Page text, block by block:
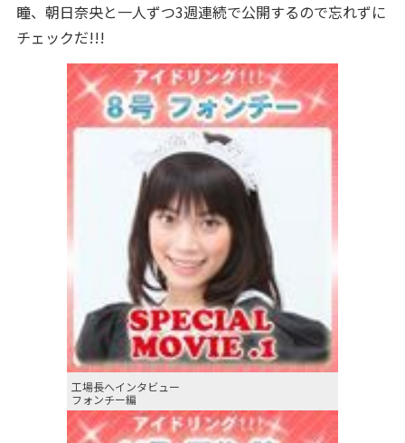
瞳、朝日奈央と一人ずつ3週連続で公開するので忘れずに
チェックだ!!!
工場長へインタビュー
フォンチー編